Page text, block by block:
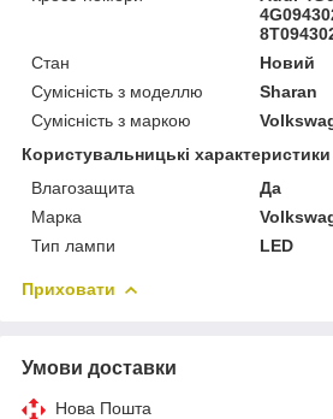
Стан
Новий
Сумісність з моделлю
Sharan
Сумісність з маркою
Користувальницькі характеристики
Влагозащита
Да
Марка
Тип лампи
LED
Приховати
Умови доставки
Нова Пошта